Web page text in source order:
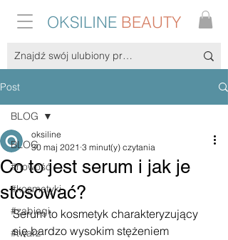
OKSILINE BEAUTY
Post
BLOG
#nowość
#kosmetyki
#zabiegi
#twarz
BLOG
Co to jest serum i jak je
stosować?
oksiline
30 maj 2021 3 minut(y) czytania
Serum to kosmetyk charakteryzujący
się bardzo wysokim stężeniem